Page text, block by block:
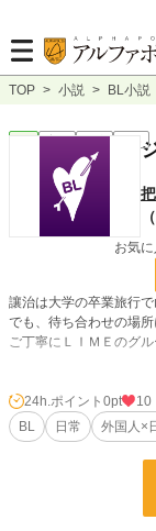
TOP > 小説 > BL小説
完結 長編
お気
讓治は大学の卒業旅行で
でも、待ち合わせの場
ご丁寧にＬＩＭＥのグ
途方に暮れた讓治だっ
当初の予定通り山を登る
しかし、その途中道に
どり着いた休憩小屋に
心細い中で出会った外
しかし翌日、家に帰る
あれだけ激しく交わっ
24h.ポイント 0pt
10
BL
日常 外国人×